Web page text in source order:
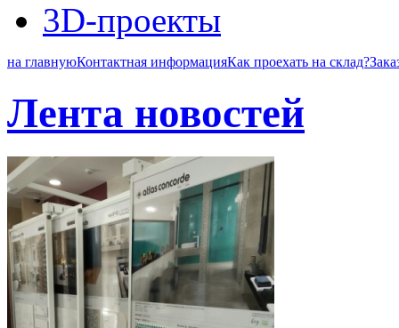
3D-проекты
на главнуюКонтактная информацияКак проехать на склад?
Лента новостей